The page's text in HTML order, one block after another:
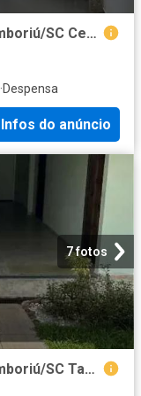
Casa / Sobrado para Venda em Camboriú/SC Centro 3 Quartos
·Despensa
Infos do anúncio
7 fotos
Casa / Sobrado para Venda em Camboriú/SC Tabuleiro 3 Quartos